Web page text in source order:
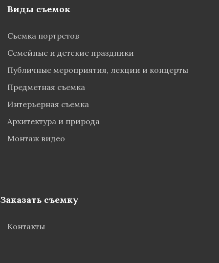
Виды съемок
Съемка портретов
Семейные и детские праздники
Публичные мероприятия, лекции и концерты
Предметная съемка
Интерьерная съемка
Архитектура и природа
Монтаж видео
Заказать съемку
Контакты